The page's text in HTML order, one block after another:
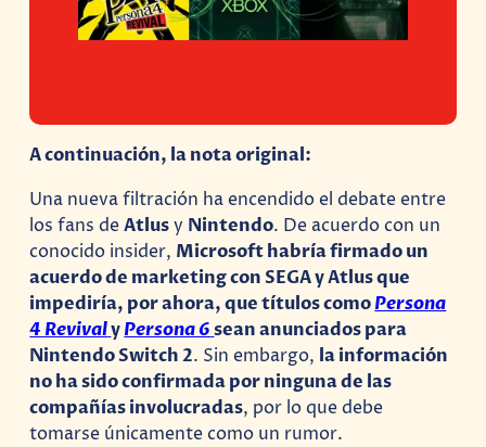
A continuación, la nota original:
Una nueva filtración ha encendido el debate entre
los fans deAtlusy Nintendo. De acuerdo con un
conocido insider, Microsoft habría firmado un
acuerdo de marketing con SEGA y Atlus que
impediría, por ahora, que títulos comoPersona
4 RevivalyPersona 6sean anunciados para
Nintendo Switch 2. Sin embargo, la información
no ha sido confirmada por ninguna de las
compañías involucradas, por lo que debe
tomarse únicamente como un rumor.